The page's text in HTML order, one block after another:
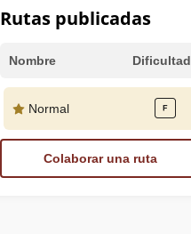
Rutas publicadas
Nombre Dificultad
Normal
Colaborar una ruta